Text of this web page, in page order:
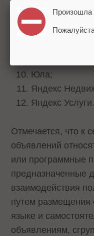
Зарплата.ру;
Профи;
Юла;
Яндекс
Яндекс Услуги.
Отмечается, что к
объявлений
или программные
предназначенные
взаимодействия
путем размещения
языке и
объявлениям,
Произошла